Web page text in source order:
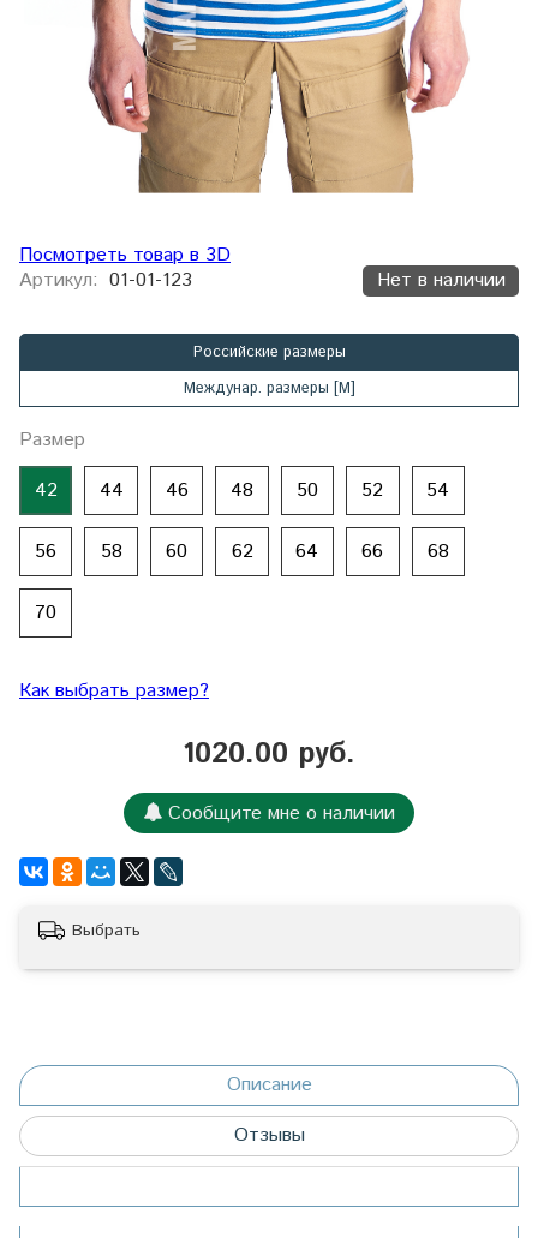
Посмотреть товар в 3D
Артикул: 01-01-123 Нет в наличии
Российские размеры
Междунар. размеры [М]
Размер
42
44 46 48 50 52 54
56 58 60 62 64 66 68
70
Как выбрать размер?
1020.00 руб.
Сообщите мне о наличии
Выбрать
Описание
Отзывы